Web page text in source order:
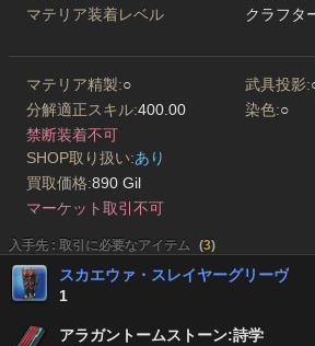
マテリア装着レベル
クラフタ
マテリア精製:○ 武具投影:
分解適正スキル:400.00 染色:○
禁断装着不可
SHOP取り扱い:あり
買取価格:890 Gil
マーケット取引不可
入手先 : 取引に必要なアイテム (3)
スカエウァ・スレイヤーグリーヴ
1
アラガントームストーン:詩学